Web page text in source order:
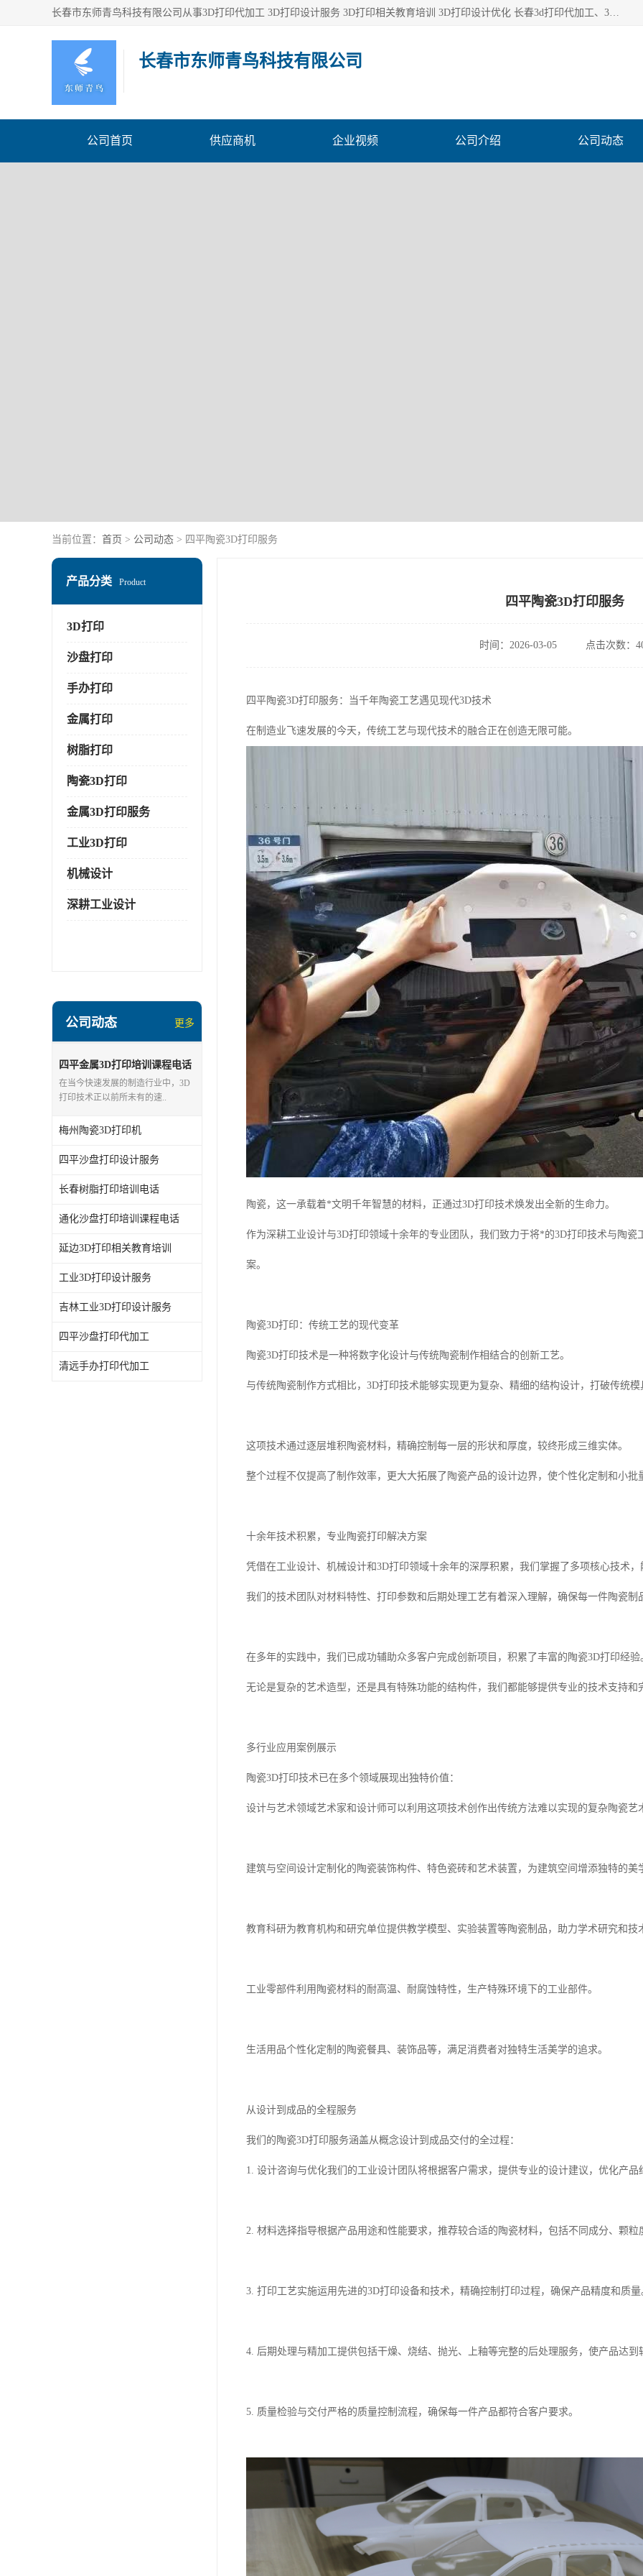
长春市东师青鸟科技有限公司从事3D打印代加工 3D打印设计服务 3D打印相关教育培训 3D打印设计优化 长春3d打印代加工、3D打印代加工及设计服务、3D打印相关教育培训、专利代理及优化、3D打印上下游技术服务，深耕工业设计、机械设计、3D打印多年年，拥有多项技术，辅助数十位客户完成自己的发明及实用新型专利。
长春市东师青鸟科技有限公司
公司首页 供应商机 企业视频 公司介绍 公司动态
当前位置： 首页 > 公司动态 > 四平陶瓷3D打印服务
产品分类 Product
3D打印
沙盘打印
手办打印
金属打印
树脂打印
陶瓷3D打印
金属3D打印服务
工业3D打印
机械设计
深耕工业设计
公司动态 更多
四平金属3D打印培训课程电话
在当今快速发展的制造行业中，3D
打印技术正以前所未有的速..
梅州陶瓷3D打印机
四平沙盘打印设计服务
长春树脂打印培训电话
通化沙盘打印培训课程电话
延边3D打印相关教育培训
工业3D打印设计服务
吉林工业3D打印设计服务
四平沙盘打印代加工
清远手办打印代加工
四平陶瓷3D打印服务
时间：2026-03-05 点击次数：
四平陶瓷3D打印服务：当千年陶瓷工艺遇见现代3D技术
在制造业飞速发展的今天，传统工艺与现代技术的融合正在创造无限可能。
陶瓷，这一承载着*文明千年智慧的材料，正通过3D打印技术焕发出全新的生命力。
作为深耕工业设计与3D打印领域十余年的专业团队，我们致力于将*的3D打印技术与陶
案。
陶瓷3D打印：传统工艺的现代变革
陶瓷3D打印技术是一种将数字化设计与传统陶瓷制作相结合的创新工艺。
与传统陶瓷制作方式相比，3D打印技术能够实现更为复杂、精细的结构设计，打破传统
这项技术通过逐层堆积陶瓷材料，精确控制每一层的形状和厚度，较终形成三维实体。
整个过程不仅提高了制作效率，更大大拓展了陶瓷产品的设计边界，使个性化定制和小批
十余年技术积累，专业陶瓷打印解决方案
凭借在工业设计、机械设计和3D打印领域十余年的深厚积累，我们掌握了多项核心技术
我们的技术团队对材料特性、打印参数和后期处理工艺有着深入理解，确保每一件陶瓷制
在多年的实践中，我们已成功辅助众多客户完成创新项目，积累了丰富的陶瓷3D打印经验
无论是复杂的艺术造型，还是具有特殊功能的结构件，我们都能够提供专业的技术支持和
多行业应用案例展示
陶瓷3D打印技术已在多个领域展现出独特价值：
设计与艺术领域艺术家和设计师可以利用这项技术创作出传统方法难以实现的复杂陶瓷
建筑与空间设计定制化的陶瓷装饰构件、特色瓷砖和艺术装置，为建筑空间增添独特的美
教育科研为教育机构和研究单位提供教学模型、实验装置等陶瓷制品，助力学术研究和技
工业零部件利用陶瓷材料的耐高温、耐腐蚀特性，生产特殊环境下的工业部件。
生活用品个性化定制的陶瓷餐具、装饰品等，满足消费者对独特生活美学的追求。
从设计到成品的全程服务
我们的陶瓷3D打印服务涵盖从概念设计到成品交付的全过程：
1. 设计咨询与优化我们的工业设计团队将根据客户需求，提供专业的设计建议，优化产
2. 材料选择指导根据产品用途和性能要求，推荐较合适的陶瓷材料，包括不同成分、颗
3. 打印工艺实施运用先进的3D打印设备和技术，精确控制打印过程，确保产品精度和质量
4. 后期处理与精加工提供包括干燥、烧结、抛光、上釉等完整的后处理服务，使产品达到
5. 质量检验与交付严格的质量控制流程，确保每一件产品都符合客户要求。